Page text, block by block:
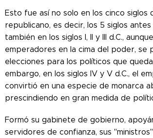
Esto fue así no solo en los cinco siglos
republicano, es decir, los 5 siglos
también en los siglos I, II y III d.C.,
emperadores en la cima del poder, se
elecciones para los políticos que
embargo, en los siglos IV y V d.C., el
convirtió en una especie de monarca
prescindiendo en gran medida de
Formó su gabinete de gobierno,
servidores de confianza, sus